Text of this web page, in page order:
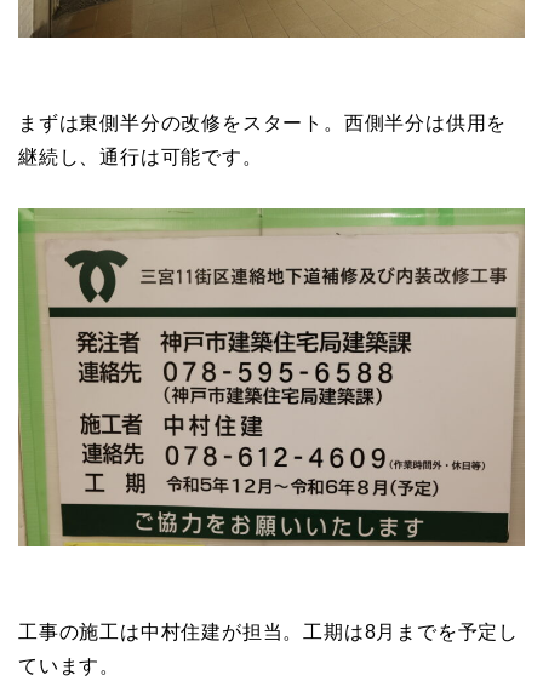
まずは東側半分の改修をスタート。西側半分は供用を
継続し、通行は可能です。
工事の施工は中村住建が担当。工期は8月までを予定し
ています。